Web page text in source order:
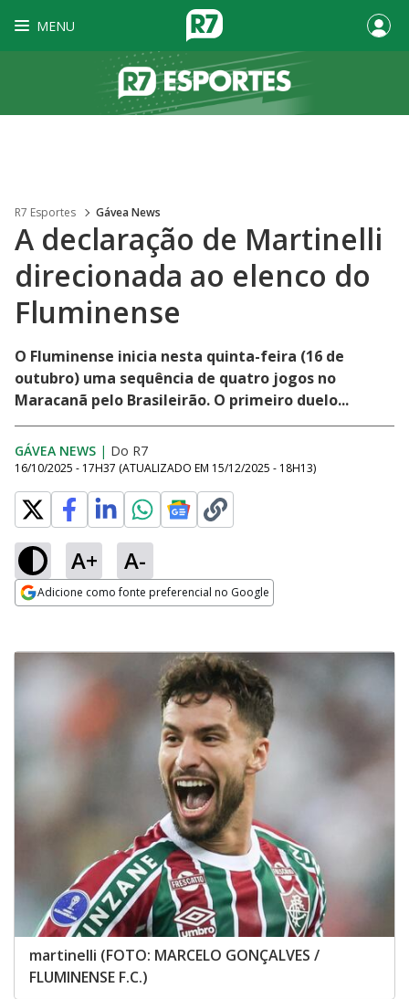
MENU
R7 Esportes Gávea News
A declaração de Martinelli
direcionada ao elenco do
Fluminense
O Fluminense inicia nesta quinta-feira (16 de
outubro) uma sequência de quatro jogos no
Maracanã pelo Brasileirão. O primeiro duelo...
GÁVEA NEWS | Do R7
16/10/2025 - 17H37 (ATUALIZADO EM 15/12/2025 - 18H13)
A+ A-
Adicione como fonte preferencial no Google
martinelli (FOTO: MARCELO GONÇALVES /
FLUMINENSE F.C.)